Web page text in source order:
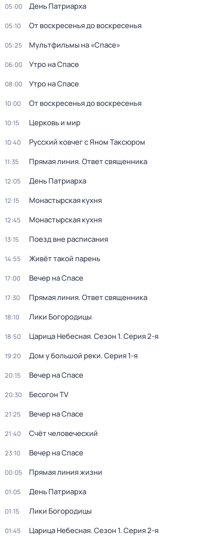
05:00 День Патриарха
05:10 От воскресенья до воскресенья
05:25 Мультфильмы на «Спасе»
06:00 Утро на Спасе
08:00 Утро на Спасе
10:00 От воскресенья до воскресенья
10:15 Церковь и мир
10:40 Русский ковчег с Яном Таксюром
11:35 Прямая линия. Ответ священника
12:05 День Патриарха
12:15 Монaстыpская кухня
12:45 Монaстыpская кухня
13:15 Поезд вне расписания
14:55 Живёт такой парень
17:00 Вечер на Спасе
17:30 Прямая линия. Ответ священника
18:10 Лики Богородицы
18:50 Царица Небесная. Сезон 1. Серия 2-я
19:20 Дом у большой реки. Серия 1-я
20:15 Вечер на Спасе
20:30 Бесогон TV
21:25 Вечер на Спасе
21:40 Счёт человеческий
23:10 Вечер на Спасе
00:05 Прямая линия жизни
01:05 День Патриарха
01:15 Лики Богородицы
01:45 Царица Небесная. Сезон 1. Серия 2-я